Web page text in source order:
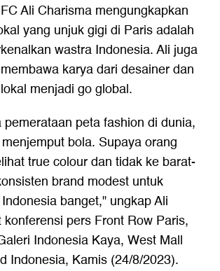
Ali Charisma mengungkapkan
yang unjuk gigi di Paris adalah
wastra Indonesia. Ali juga
karya dari desainer dan
menjadi go global.
peta fashion di dunia,
bola. Supaya orang
true colour dan tidak ke barat-
brand modest untuk
banget," ungkap Ali
pers Front Row Paris,
Indonesia Kaya, West Mall
Indonesia, Kamis (24/8/2023).